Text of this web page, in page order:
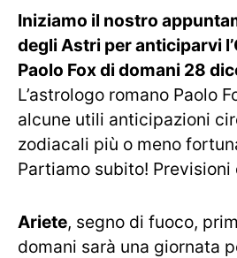
Iniziamo il nostro
degli Astri per anticiparvi
Paolo Fox di domani 28
L’astrologo romano Paolo
alcune utili anticipazioni
zodiacali più o meno
Partiamo subito! Previsioni
Ariete, segno di fuoco,
domani sarà una giornata